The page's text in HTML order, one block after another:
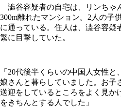
澁谷容疑者の自宅は、リンちゃ
300m離れたマンション。2人の子
に通っている。住人は、澁谷容疑
繁に目撃していた。
「20代後半くらいの中国人女性
娘さんと暮らしていました。お子
送迎をしているところをよく見か
をきちんとする人でした」